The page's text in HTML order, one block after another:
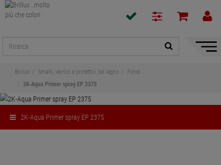
Mostra
Brillux Smalti, vernici e protettivi del legno
Fondi
2K-Aqua Primer spray EP 2375
2K-Aqua Primer spray EP 2375